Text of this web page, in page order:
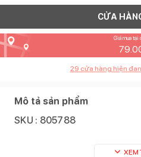
CỬA
Giá mua tại
29 cửa hàng hiện
Mô tả sản phẩm
SKU : 805788
XEM